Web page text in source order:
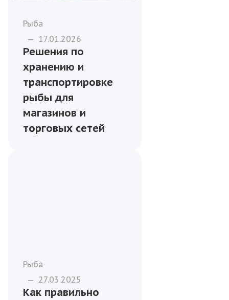
Рыба
— 17.01.2026
Решения по
хранению и
транспортировке
рыбы для
магазинов и
торговых сетей
Рыба
— 27.03.2025
Как правильно